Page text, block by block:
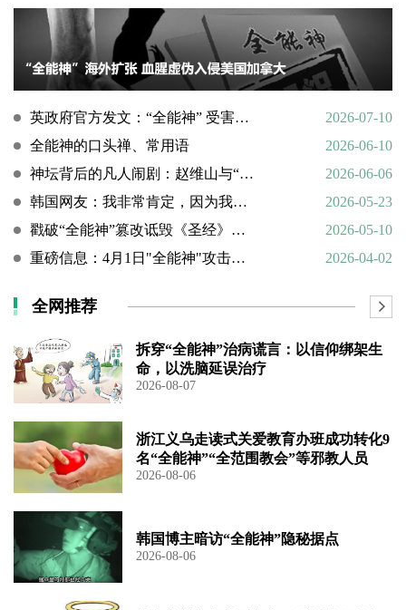
英政府官方发文：“全能神” 受害说辞不实，英国拒为邪教提供庇护
2026-07-10
全能神的口头禅、常用语
2026-06-10
神坛背后的凡人闹剧：赵维山与“女基督”杨向斌的隐秘家庭史
2026-06-06
韩国网友：我非常肯定，因为我亲眼所见。
2026-05-23
戳破“全能神”篡改诋毁《圣经》的荒谬本质
2026-05-10
重磅信息：4月1日"全能神"攻击天主教
2026-04-02
全网推荐
拆穿“全能神”治病谎言：以信仰绑架生
命，以洗脑延误治疗
2026-08-07
浙江义乌走读式关爱教育办班成功转化9
名“全能神”“全范围教会”等邪教人员
2026-08-06
韩国博主暗访“全能神”隐秘据点
2026-08-06